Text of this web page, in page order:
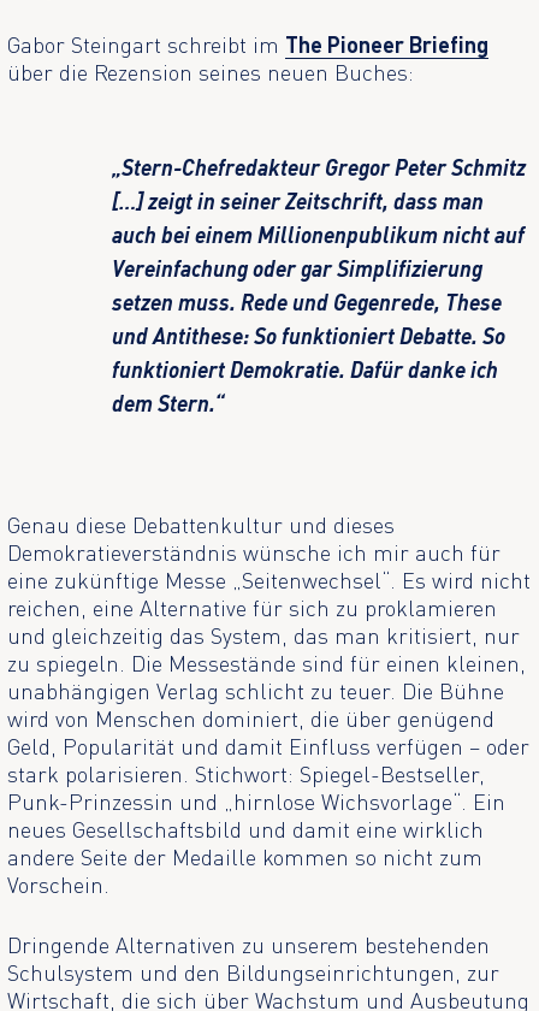
Gabor Steingart schreibt im The Pioneer Briefing
über die Rezension seines neuen Buches:
„Stern-Chefredakteur Gregor Peter Schmitz
[…] zeigt in seiner Zeitschrift, dass man
auch bei einem Millionenpublikum nicht auf
Vereinfachung oder gar Simplifizierung
setzen muss. Rede und Gegenrede, These
und Antithese: So funktioniert Debatte. So
funktioniert Demokratie. Dafür danke ich
dem Stern.“
Genau diese Debattenkultur und dieses
Demokratieverständnis wünsche ich mir auch für
eine zukünftige Messe „Seitenwechsel“. Es wird nicht
reichen, eine Alternative für sich zu proklamieren
und gleichzeitig das System, das man kritisiert, nur
zu spiegeln. Die Messestände sind für einen kleinen,
unabhängigen Verlag schlicht zu teuer. Die Bühne
wird von Menschen dominiert, die über genügend
Geld, Popularität und damit Einfluss verfügen – oder
stark polarisieren. Stichwort: Spiegel-Bestseller,
Punk-Prinzessin und „hirnlose Wichsvorlage“. Ein
neues Gesellschaftsbild und damit eine wirklich
andere Seite der Medaille kommen so nicht zum
Vorschein.
Dringende Alternativen zu unserem bestehenden
Schulsystem und den Bildungseinrichtungen, zur
Wirtschaft, die sich über Wachstum und Ausbeutung